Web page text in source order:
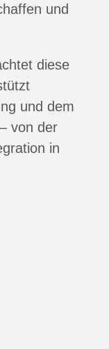
und
diese
und dem
von der
in